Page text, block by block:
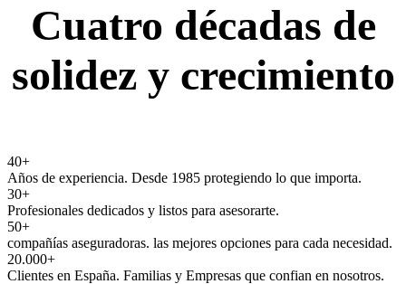
Cuatro décadas de
solidez y crecimiento
40+
Años de experiencia. Desde 1985 protegiendo lo que importa.
30+
Profesionales dedicados y listos para asesorarte.
50+
compañías aseguradoras. las mejores opciones para cada necesidad.
20.000+
Clientes en España. Familias y Empresas que confian en nosotros.